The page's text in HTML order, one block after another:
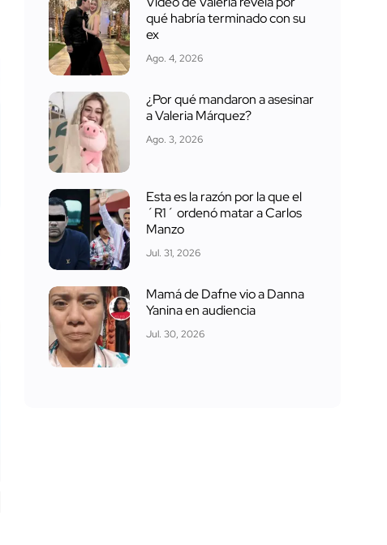
qué habría terminado con su
ex
Ago. 4, 2026
¿Por qué mandaron a asesinar
a Valeria Márquez?
Ago. 3, 2026
Esta es la razón por la que el
´R1´ ordenó matar a Carlos
Manzo
Jul. 31, 2026
Mamá de Dafne vio a Danna
Yanina en audiencia
Jul. 30, 2026